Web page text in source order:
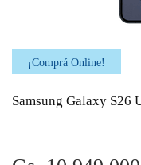
¡Comprá Online!
Samsung Galaxy S26